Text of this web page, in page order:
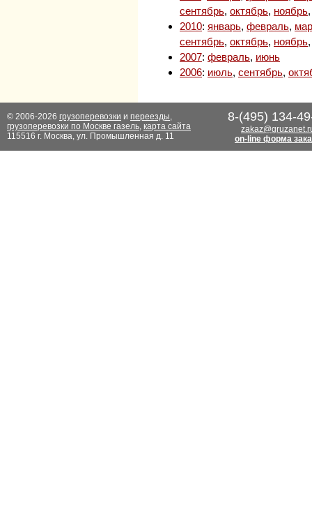
сентябрь, октябрь, ноябрь
2010: январь, февраль,
сентябрь, октябрь, ноябрь
2007: февраль, июнь
2006: июль, сентябрь,
© 2006-2026 грузоперевозки и переезды,
грузоперевозки по Москве газель, карта сайта
115516 г. Москва, ул. Промышленная д. 11
8-(495) 134-
on-line форма